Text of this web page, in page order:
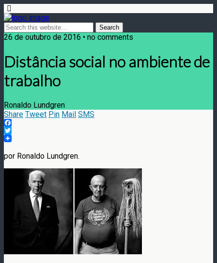
26 de outubro de 2016 • no comments
Distância social no ambiente de
trabalho
Ronaldo Lundgren
Share Tweet Pin Mail SMS
Facebook
Twitter
por Ronaldo Lundgren.